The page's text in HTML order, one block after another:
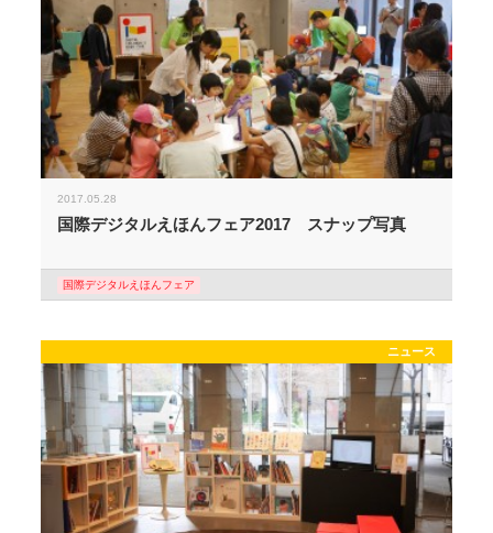
2017.05.28
国際デジタルえほんフェア2017 スナップ写真
国際デジタルえほんフェア
ニュース